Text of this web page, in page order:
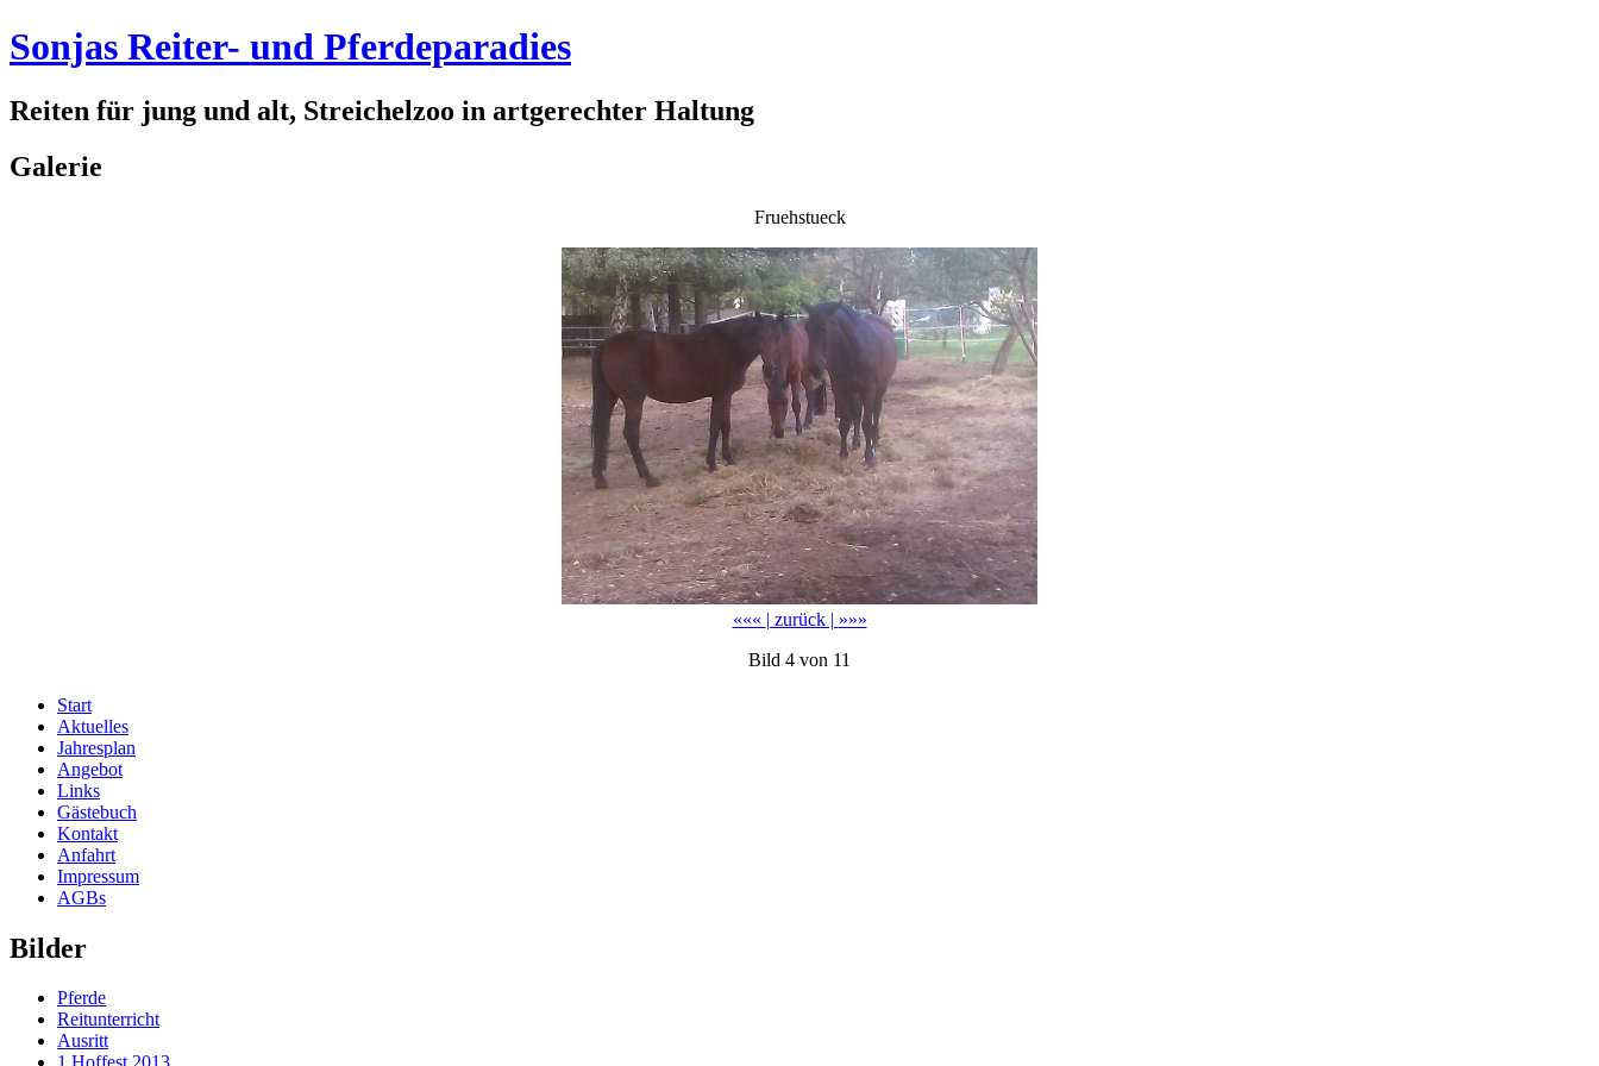
Sonjas Reiter- und Pferdeparadies
Reiten für jung und alt, Streichelzoo in artgerechter Haltung
Galerie
Fruehstueck
««« | zurück | »»»
Bild 4 von 11
Start
Aktuelles
Jahresplan
Angebot
Links
Gästebuch
Kontakt
Anfahrt
Impressum
AGBs
Bilder
Pferde
Reitunterricht
Ausritt